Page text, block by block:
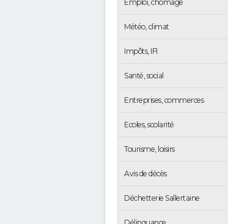
Emploi, chômage
Météo, climat
Impôts, IFI
Santé, social
Entreprises, commerces
Ecoles, scolarité
Tourisme, loisirs
Avis de décès
Déchetterie Sallertaine